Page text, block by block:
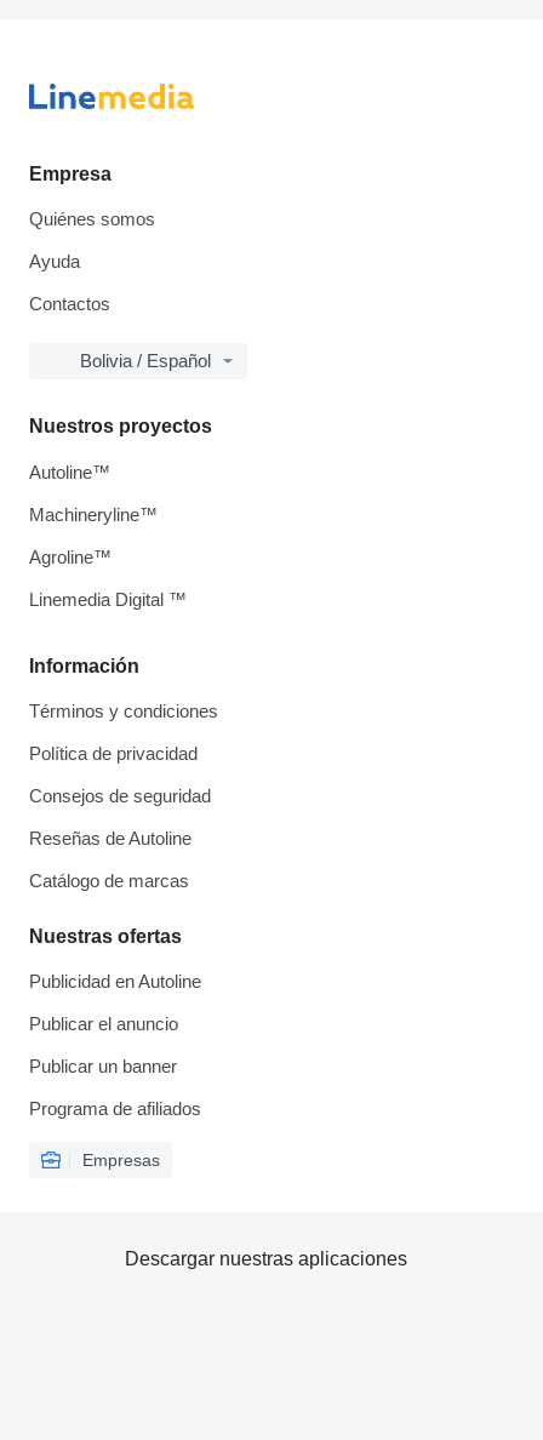
Empresa
Quiénes somos
Ayuda
Contactos
Bolivia / Español
Información
Términos y condiciones
Política de privacidad
Consejos de seguridad
Reseñas de Autoline
Catálogo de marcas
Nuestras ofertas
Publicidad en Autoline
Publicar el anuncio
Publicar un banner
Programa de afiliados
Empresas
Nuestros proyectos
Autoline™
Machineryline™
Agroline™
Linemedia Digital ™
Descargar nuestras aplicaciones